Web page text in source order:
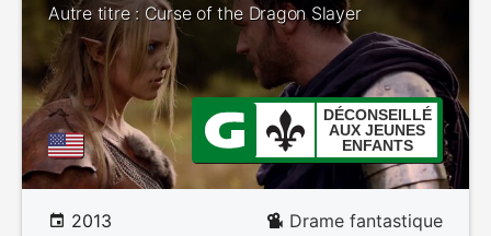
Autre titre : Curse of the Dragon Slayer
DÉCONSEILLÉ
AUX JEUNES
ENFANTS
2013 Drame fantastique